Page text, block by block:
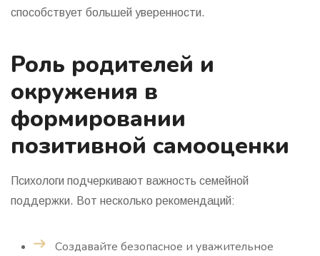
способствует большей уверенности.
Роль родителей и
окружения в
формировании
позитивной самооценки
Психологи подчеркивают важность семейной
поддержки. Вот несколько рекомендаций:
Создавайте безопасное и уважительное